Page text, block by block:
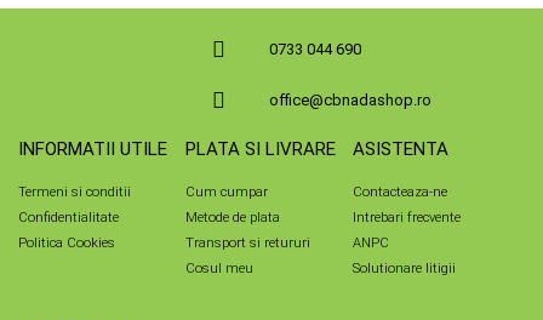
0733 044 690
office@cbnadashop.ro
INFORMATII UTILE
Termeni si conditii
Confidentialitate
Politica Cookies
PLATA SI LIVRARE
Cum cumpar
Metode de plata
Transport si retururi
Cosul meu
ASISTENTA
Contacteaza-ne
Intrebari frecvente
ANPC
Solutionare litigii